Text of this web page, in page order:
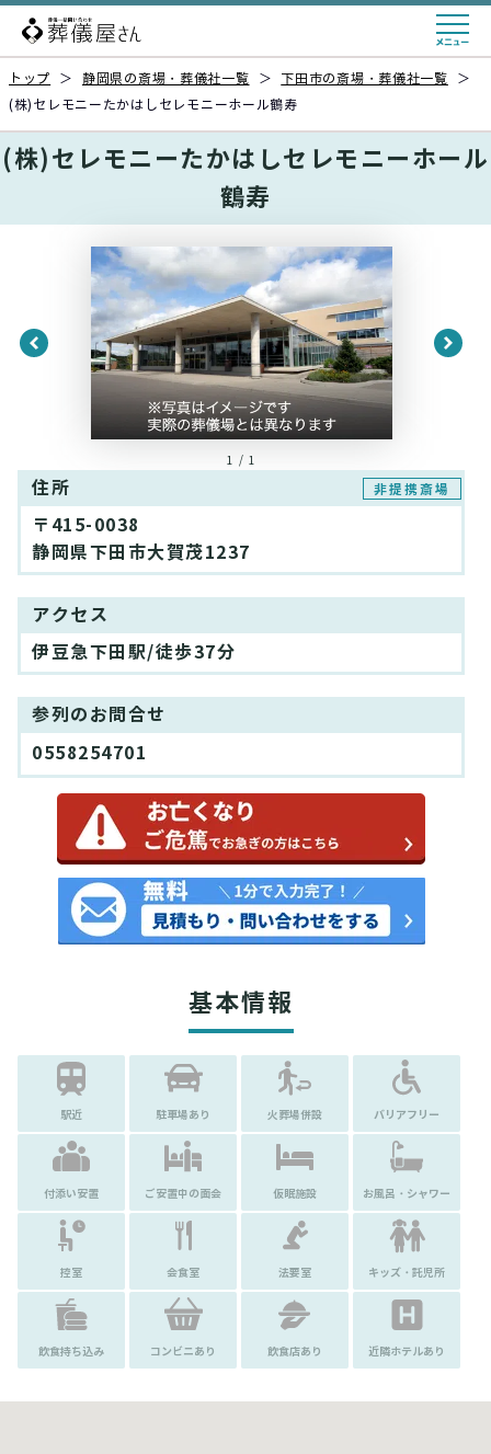
トップ ＞ 静岡県の斎場・葬儀社一覧 ＞ 下田市の斎場・葬儀社一覧
＞
(株)セレモニーたかはしセレモニーホール鶴寿
(株)セレモニーたかはしセレモニーホール
鶴寿
1 / 1
住所 非提携斎場
〒415-0038
静岡県下田市大賀茂1237
アクセス
伊豆急下田駅/徒歩37分
参列のお問合せ
0558254701
基本情報
駅近 駐車場あり 火葬場併設 バリアフリー
付添い安置 ご安置中の面会 仮眠施設 お風呂・シャワー
控室 会食室 法要室 キッズ・託児所
飲食持ち込み コンビニあり 飲食店あり 近隣ホテルあり